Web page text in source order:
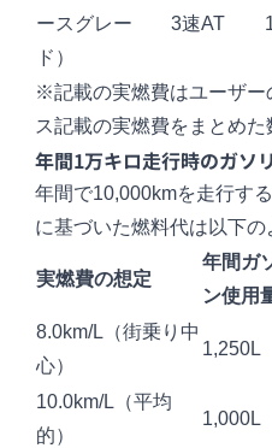
ースグレー
ド）
3速AT
※記載の実燃費はユーザー
ス記載の実燃費をまとめた
年間1万キロ走行時のガソ
年間で10,000kmを走行す
に基づいた燃料代は以下の
実燃費の想定
年間ガ
ン使用
8.0km/L（街乗り中
心）
1,250L
10.0km/L（平均
的）
1,000L